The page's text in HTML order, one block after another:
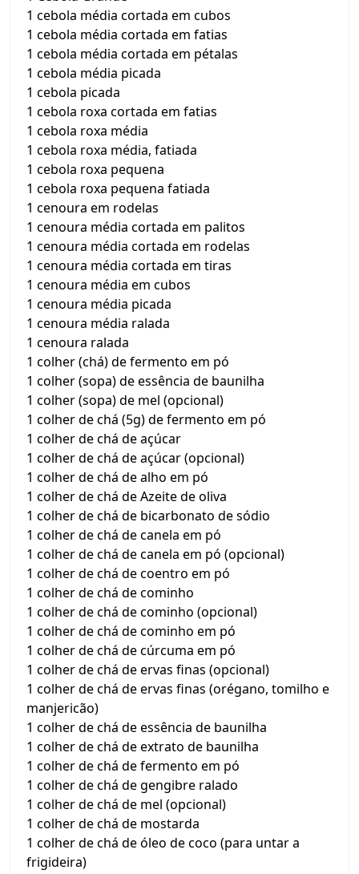
1 cebola média cortada em cubos
1 cebola média cortada em fatias
1 cebola média cortada em pétalas
1 cebola média picada
1 cebola picada
1 cebola roxa cortada em fatias
1 cebola roxa média
1 cebola roxa média, fatiada
1 cebola roxa pequena
1 cebola roxa pequena fatiada
1 cenoura em rodelas
1 cenoura média cortada em palitos
1 cenoura média cortada em rodelas
1 cenoura média cortada em tiras
1 cenoura média em cubos
1 cenoura média picada
1 cenoura média ralada
1 cenoura ralada
1 colher (chá) de fermento em pó
1 colher (sopa) de essência de baunilha
1 colher (sopa) de mel (opcional)
1 colher de chá (5g) de fermento em pó
1 colher de chá de açúcar
1 colher de chá de açúcar (opcional)
1 colher de chá de alho em pó
1 colher de chá de Azeite de oliva
1 colher de chá de bicarbonato de sódio
1 colher de chá de canela em pó
1 colher de chá de canela em pó (opcional)
1 colher de chá de coentro em pó
1 colher de chá de cominho
1 colher de chá de cominho (opcional)
1 colher de chá de cominho em pó
1 colher de chá de cúrcuma em pó
1 colher de chá de ervas finas (opcional)
1 colher de chá de ervas finas (orégano, tomilho e
manjericão)
1 colher de chá de essência de baunilha
1 colher de chá de extrato de baunilha
1 colher de chá de fermento em pó
1 colher de chá de gengibre ralado
1 colher de chá de mel (opcional)
1 colher de chá de mostarda
1 colher de chá de óleo de coco (para untar a
frigideira)